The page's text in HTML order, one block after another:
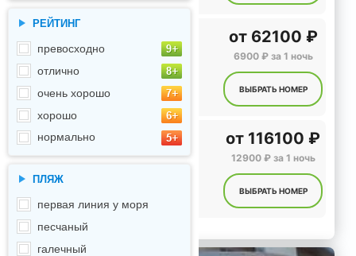
РЕЙТИНГ
превосходно
отлично
очень хорошо
хорошо
нормально
ПЛЯЖ
первая линия у моря
песчаный
галечный
от62100 ₽
6900 ₽ за 1 ночь
ВЫБРАТЬ НОМЕР
от 116100 ₽
12900 ₽ за 1 ночь
ВЫБРАТЬ НОМЕР